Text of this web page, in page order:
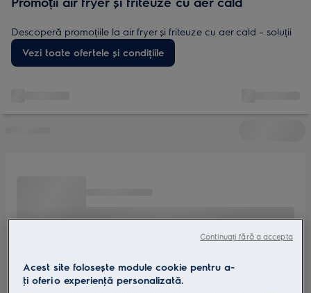
Descoperă promoțiile la air fryer și friteuze cu aer cald – soluții
moderne pentru o gătire mai sănătoasă, cu mai puțin ulei. De la
lichidări de stoc la oferte limitate, găsește modele performante
Vezi toate ofertele și condițiile
Acest site folosește module cookie pentru a-
ţi oferi o experienţă personalizată.
Continuați fără a accepta